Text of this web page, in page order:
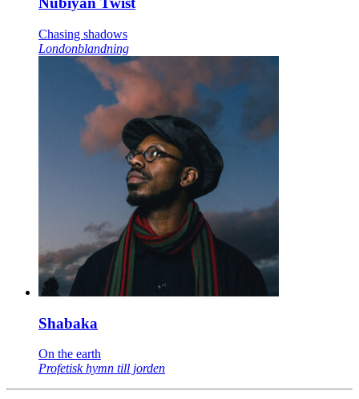
Chasing shadows
Londonblandning
Shabaka
On the earth
Profetisk hymn till jorden